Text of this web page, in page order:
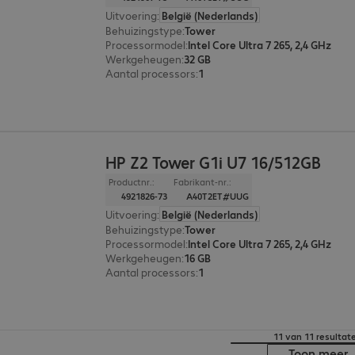
Uitvoering: België (Nederlands)
Behuizingstype:Tower
Processormodel:Intel Core Ultra 7 265, 2,4 GHz
Werkgeheugen:32 GB
Aantal processors:1
HP Z2 Tower G1i U7 16/512GB
Productnr.:
4921826-73
Fabrikant-nr.:
A40T2ET#UUG
Uitvoering: België (Nederlands)
Behuizingstype:Tower
Processormodel:Intel Core Ultra 7 265, 2,4 GHz
Werkgeheugen:16 GB
Aantal processors:1
11 van 11